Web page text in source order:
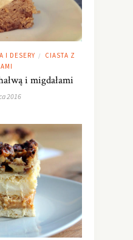
I DESERY /
CIASTA Z
i migdałami
2016